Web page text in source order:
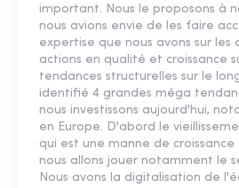
important. Nous le proposons à
nous avions envie de les faire
expertise que nous avons sur les
actions en qualité et croissance
tendances structurelles sur le
identifié 4 grandes méga
nous investissons aujourd'hui,
en Europe. D'abord le
qui est une manne de
nous allons jouer notamment le
Nous avons la digitalisation de